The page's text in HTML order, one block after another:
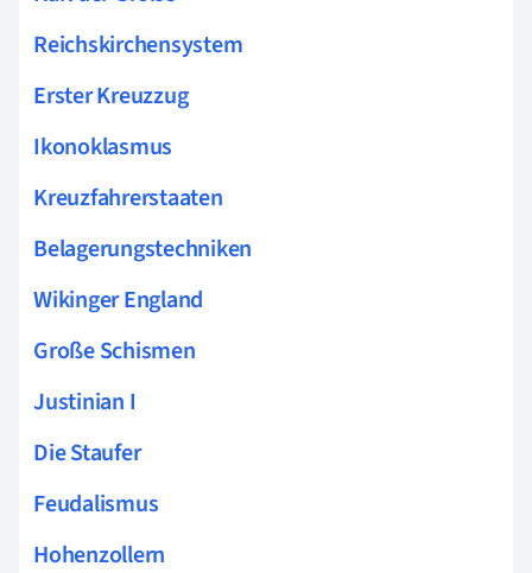
Reichskirchensystem
Erster Kreuzzug
Ikonoklasmus
Kreuzfahrerstaaten
Belagerungstechniken
Wikinger England
Große Schismen
Justinian I
Die Staufer
Feudalismus
Hohenzollern